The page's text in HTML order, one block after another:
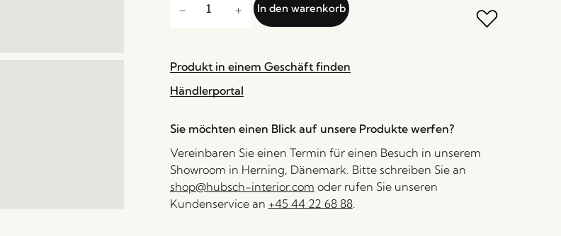
In den warenkorb
Produkt in einem Geschäft finden
Händlerportal
Sie möchten einen Blick auf unsere Produkte werfen?
Vereinbaren Sie einen Termin für einen Besuch in unserem
Showroom in Herning, Dänemark. Bitte schreiben Sie an
shop@hubsch-interior.com oder rufen Sie unseren
Kundenservice an +45 44 22 68 88.